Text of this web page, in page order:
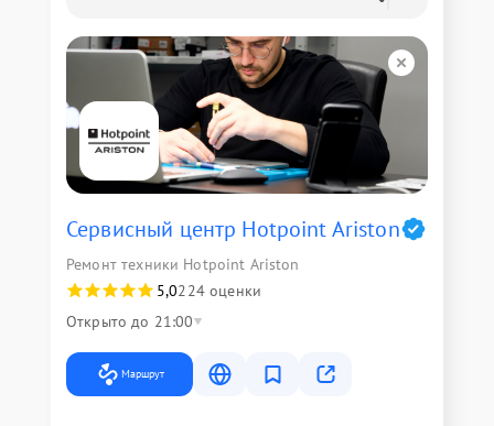
Сервисный центр Hotpoint Ariston
Ремонт техники Hotpoint Ariston
5,0224 оценки
Открыто до 21:00
Маршрут